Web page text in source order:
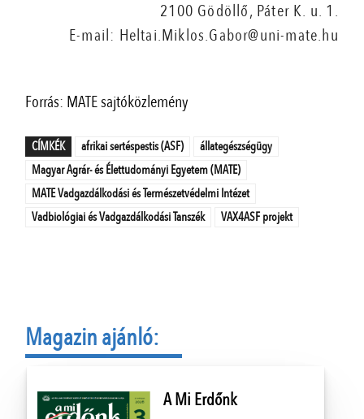
2100 Gödöllő, Páter K. u. 1.
E-mail: Heltai.Miklos.Gabor@uni-mate.hu
Forrás: MATE sajtóközlemény
CÍMKÉK afrikai sertéspestis (ASF)
állategészségügy
Magyar Agrár- és Élettudományi Egyetem (MATE)
MATE Vadgazdálkodási és Természetvédelmi Intézet
Vadbiológiai és Vadgazdálkodási Tanszék
VAX4ASF projekt
Magazin ajánló:
A Mi Erdőnk